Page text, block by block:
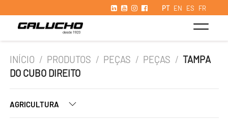
PT EN ES FR
INÍCIO / PRODUTOS / PEÇAS / PEÇAS / TAMPA
DO CUBO DIREITO
AGRICULTURA